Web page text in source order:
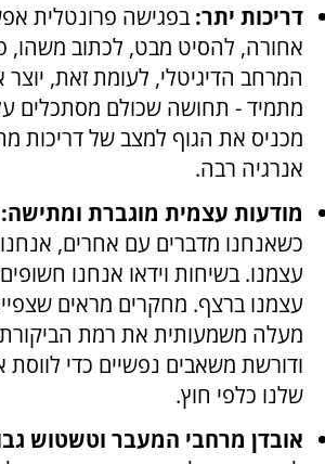
דריכות יתר: בפגישה פרונטלית
אחורה, להסיט מבט, לכתוב משהו,
המרחב הדיגיטלי, לעומת זאת,
מתמיד - תחושה שכולם מסתכלים
מכניס את הגוף למצב של דריכות
אנרגיה רבה.
מודעות עצמית מוגברת ומתישה:
כשאנחנו מדברים עם אחרים,
עצמנו. בשיחות וידאו אנחנו
עצמנו ברצף. מחקרים מראים
מעלה משמעותית את רמת
ודורשת משאבים נפשיים כדי
שלנו כלפי חוץ.
אובדן מרחבי המעבר וטשטוש